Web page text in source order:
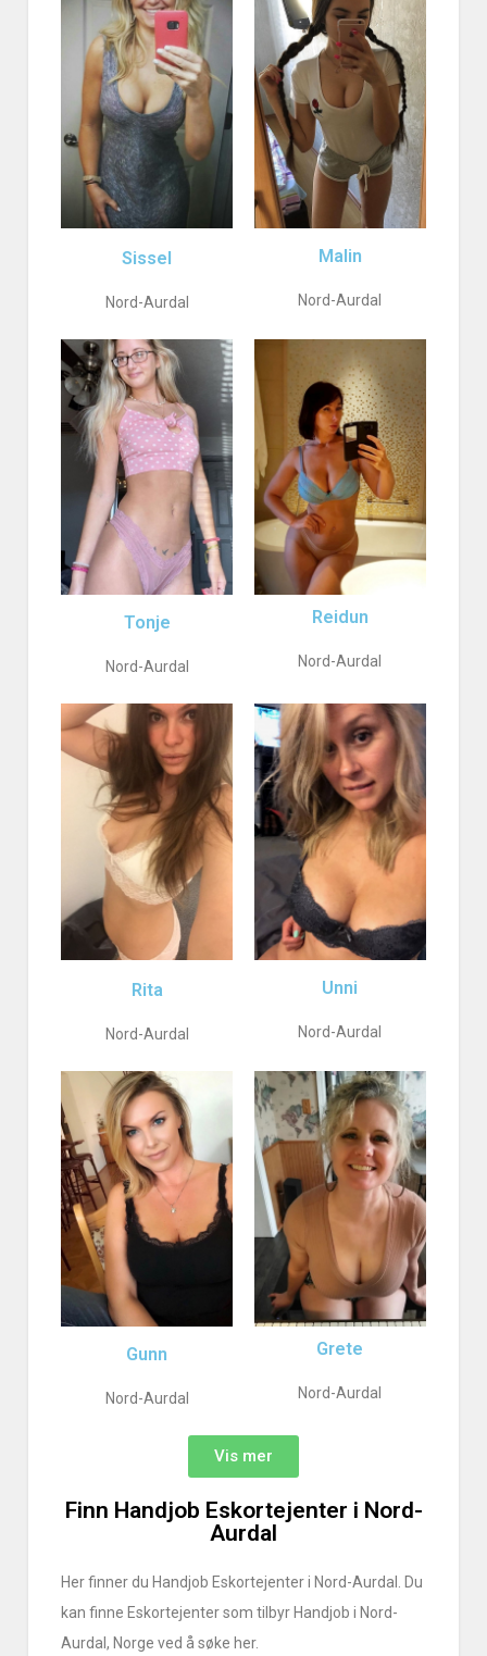
Sissel
Nord-Aurdal
Malin
Nord-Aurdal
Tonje
Nord-Aurdal
Reidun
Nord-Aurdal
Rita
Nord-Aurdal
Unni
Nord-Aurdal
Gunn
Nord-Aurdal
Grete
Nord-Aurdal
Vis mer
Finn Handjob Eskortejenter i Nord-
Aurdal
Her finner du Handjob Eskortejenter i Nord-Aurdal. Du
kan finne Eskortejenter som tilbyr Handjob i Nord-
Aurdal, Norge ved å søke her.